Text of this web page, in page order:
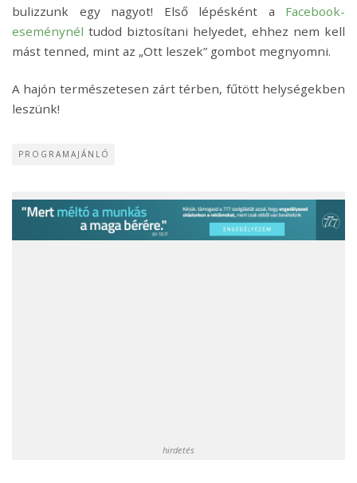
bulizzunk egy nagyot! Első lépésként a Facebook-
eseménynél tudod biztosítani helyedet, ehhez nem kell
mást tenned, mint az „Ott leszek” gombot megnyomni.
A hajón természetesen zárt térben, fűtött helységekben
leszünk!
PROGRAMAJÁNLÓ
hirdetés